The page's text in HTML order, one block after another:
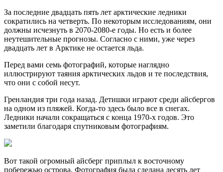
За последние двадцать пять лет арктические ледники
сократились на четверть. По некоторым исследованиям, они
должны исчезнуть в 2070-2080-е годы. Но есть и более
неутешительные прогнозы. Согласно с ними, уже через
двадцать лет в Арктике не остается льда.
Перед вами семь фотографий, которые наглядно
иллюстрируют таяния арктических льдов и те последствия,
что они с собой несут.
Гренландия три года назад. Детишки играют среди айсбергов
на одном из пляжей. Когда-то здесь было все в снегах.
Ледники начали сокращаться с конца 1970-х годов. Это
заметили благодаря спутниковым фотографиям.
Вот такой огромный айсберг приплыл к восточному
побережью острова. Фотография была сделана десять лет